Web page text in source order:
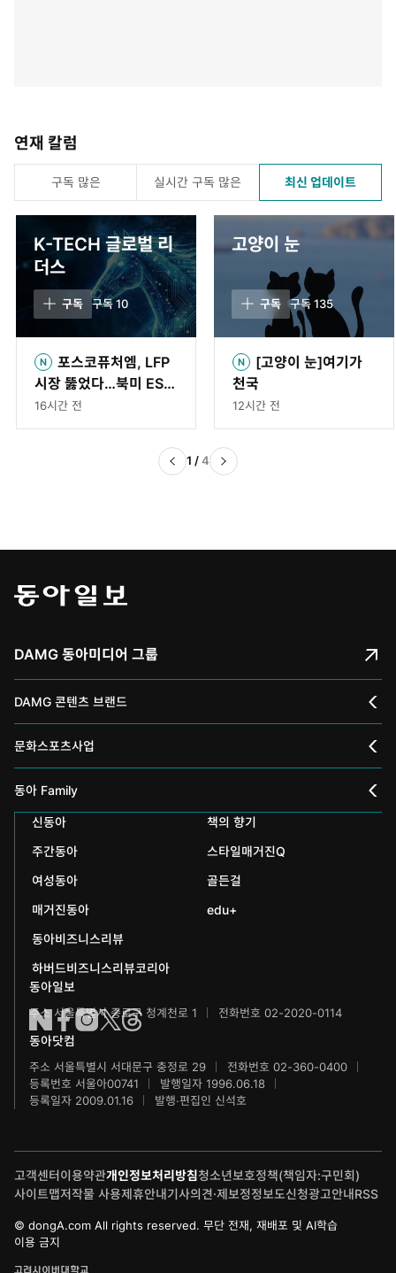
연재 칼럼
구독 많은 실시간 구독 많은 최신 업데이트
K-TECH 글로벌 리
더스
구독 구독10
포스코퓨처엠, LFP
시장 뚫었다…북미 ESS
용 양극재 장기 공급 합
의
16시간 전
고양이 눈
구독 구독135
[고양이 눈]여기가
천국
12시간 전
1 /4
DAMG 동아미디어 그룹
DAMG 콘텐츠 브랜드
채널A
스포츠동아
어린이동아
에듀동아
어린이과학동아
수학동아
어린이수학동아
IT동아
문화스포츠사업
동아 신춘문예
동아국악콩쿠르
동아뮤지컬콩쿠르
동아무용콩쿠르
동아주니어음악콩쿠르
동아주니어국악콩쿠르
동아마라톤
동아연극상
제주 국제사진공모전
동아 Family
인촌기념회
신문박물관
화정평화재단
하서학술재단
신동아
책의 향기
주간동아
스타일매거진Q
여성동아
골든걸
매거진동아
edu+
동아비즈니스리뷰
하버드비즈니스리뷰코리아
동아일보
주소 서울특별시 종로구 청계천로 1 전화번호 02-2020-0114
동아닷컴
주소 서울특별시 서대문구 충정로 29
전화번호 02-360-0400
등록번호 서울아00741
발행일자 1996.06.18
등록일자 2009.01.16
발행·편집인 신석호
고객센터이용약관개인정보처리방침청소년보호정책(책임자:구민회)
사이트맵저작물 사용제휴안내기사의견·제보정정보도신청광고안내RSS
© dongA.com All rights reserved. 무단 전재, 재배포 및 AI학습
이용 금지